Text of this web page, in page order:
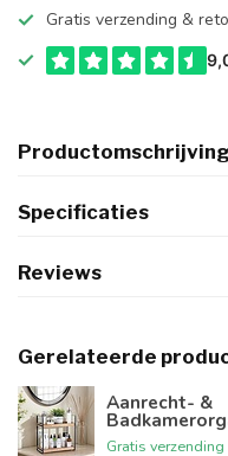
Gratis verzending &
Productomschrijving
Specificaties
Reviews
Gerelateerde
Aanrecht- &
Gratis